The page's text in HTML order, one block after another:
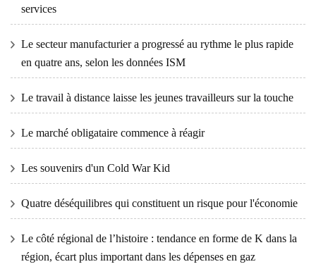
services
Le secteur manufacturier a progressé au rythme le plus rapide
en quatre ans, selon les données ISM
Le travail à distance laisse les jeunes travailleurs sur la touche
Le marché obligataire commence à réagir
Les souvenirs d'un Cold War Kid
Quatre déséquilibres qui constituent un risque pour l'économie
Le côté régional de l’histoire : tendance en forme de K dans la
région, écart plus important dans les dépenses en gaz